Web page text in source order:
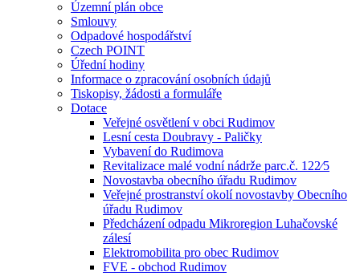
Územní plán obce
Smlouvy
Odpadové hospodářství
Czech POINT
Úřední hodiny
Informace o zpracování osobních údajů
Tiskopisy, žádosti a formuláře
Dotace
Veřejné osvětlení v obci Rudimov
Lesní cesta Doubravy - Paličky
Vybavení do Rudimova
Revitalizace malé vodní nádrže parc.č. 122⁄5
Novostavba obecního úřadu Rudimov
Veřejné prostranství okolí novostavby Obecního
úřadu Rudimov
Předcházení odpadu Mikroregion Luhačovské
zálesí
Elektromobilita pro obec Rudimov
FVE - obchod Rudimov